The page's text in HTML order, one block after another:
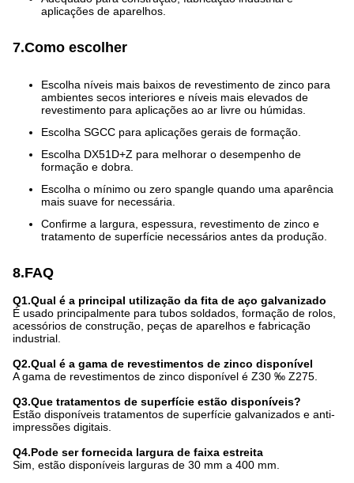
aplicações de aparelhos.
7.Como escolher
Escolha níveis mais baixos de revestimento de zinco para
ambientes secos interiores e níveis mais elevados de
revestimento para aplicações ao ar livre ou húmidas.
Escolha SGCC para aplicações gerais de formação.
Escolha DX51D+Z para melhorar o desempenho de
formação e dobra.
Escolha o mínimo ou zero spangle quando uma aparência
mais suave for necessária.
Confirme a largura, espessura, revestimento de zinco e
tratamento de superfície necessários antes da produção.
8.FAQ
Q1.Qual é a principal utilização da fita de aço galvanizado
É usado principalmente para tubos soldados, formação de rolos,
acessórios de construção, peças de aparelhos e fabricação
industrial.
Q2.Qual é a gama de revestimentos de zinco disponível
A gama de revestimentos de zinco disponível é Z30 ‰ Z275.
Q3.Que tratamentos de superfície estão disponíveis?
Estão disponíveis tratamentos de superfície galvanizados e anti-
impressões digitais.
Q4.Pode ser fornecida largura de faixa estreita
Sim, estão disponíveis larguras de 30 mm a 400 mm.